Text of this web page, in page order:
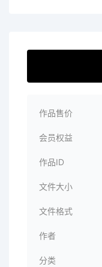
作品售价
会员权益
作品ID
文件大小
文件格式
作者
分类